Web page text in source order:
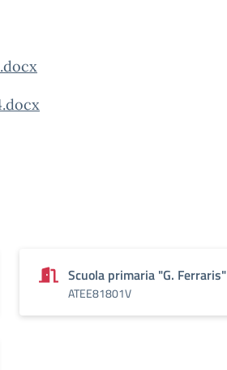
Scuola primaria "G. Ferraris"
ATEE81801V